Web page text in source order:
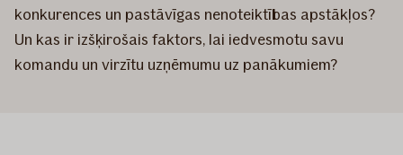
konkurences un pastāvīgas nenoteiktības apstākļos?
Un kas ir izšķirošais faktors, lai iedvesmotu savu
komandu un virzītu uzņēmumu uz panākumiem?